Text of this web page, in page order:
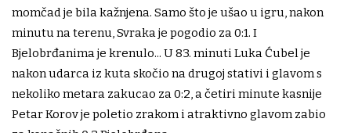
momčad je bila kažnjena. Samo što je ušao u igru, nakon
minutu na terenu, Svraka je pogodio za 0:1. I
Bjelobrđanima je krenulo... U 83. minuti Luka Ćubel je
nakon udarca iz kuta skočio na drugoj stativi i glavom s
nekoliko metara zakucao za 0:2, a četiri minute kasnije
Petar Korov je poletio zrakom i atraktivno glavom zabio